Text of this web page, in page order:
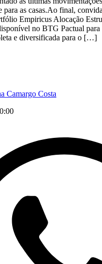
para as casas.Ao final,
Empiricus Alocação
no BTG Pactual para
e diversificada para o […]
Camargo Costa